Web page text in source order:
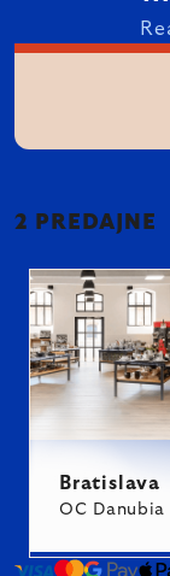
2 PREDAJNE
Bratislava
OC Danubia